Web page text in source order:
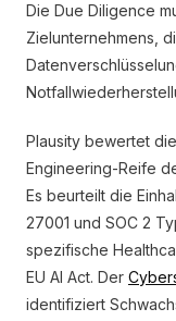
Die Due Diligence
Zielunternehmens,
Plausity bewertet
Engineering-Reife
Es beurteilt die
27001 und SOC 2
spezifische
EU AI Act. Der
identifiziert